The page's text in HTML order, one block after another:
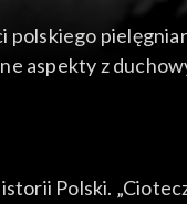
polskiego
aspekty z
Polski.